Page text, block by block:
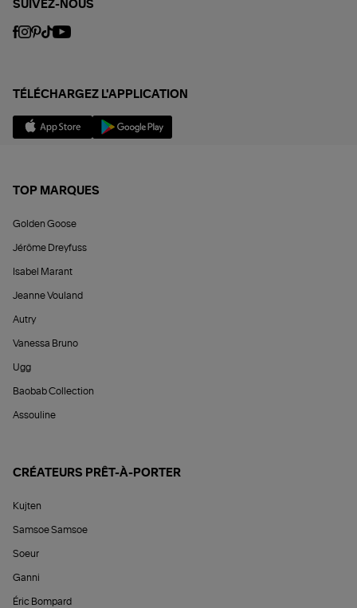
SUIVEZ-NOUS
TÉLÉCHARGEZ L'APPLICATION
TOP MARQUES
Golden Goose
Jérôme Dreyfuss
Isabel Marant
Jeanne Vouland
Autry
Vanessa Bruno
Ugg
Baobab Collection
Assouline
CRÉATEURS PRÊT-À-PORTER
Kujten
Samsoe Samsoe
Soeur
Ganni
Éric Bompard